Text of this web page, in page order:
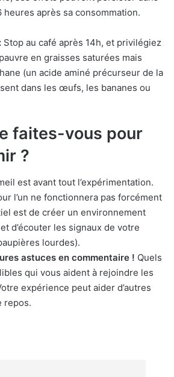
heures après sa consommation.
Stop au café après 14h, et privilégiez
en graisses saturées mais
(un acide aminé précurseur de la
dans les œufs, les bananes ou
faites-vous pour
?
est avant tout l’expérimentation.
l’un ne fonctionnera pas forcément
est de créer un environnement
d’écouter les signaux de votre
lourdes).
astuces en commentaire ! Quels
qui vous aident à rejoindre les
expérience peut aider d’autres
repos.